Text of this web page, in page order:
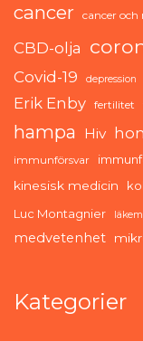
cancer cancer
CBD-olja
Covid-19 depression
Erik Enby fertilitet
hampa Hiv
immunförsvar
kinesisk medicin
Luc Montagnier
medvetenhet
Kategorier